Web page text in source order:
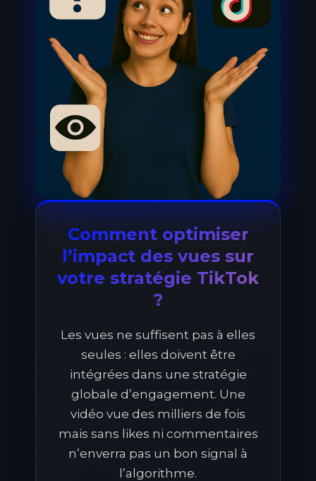
Comment optimiser
l’impact des vues sur
votre stratégie TikTok
?
Les vues ne suffisent pas à elles
seules : elles doivent être
intégrées dans une stratégie
globale d’engagement. Une
vidéo vue des milliers de fois
mais sans likes ni commentaires
n’enverra pas un bon signal à
l’algorithme.